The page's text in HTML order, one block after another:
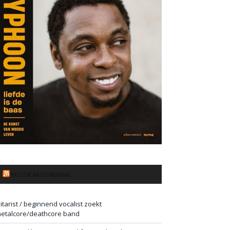
/ beginnend vocalist zoekt
deathcore band